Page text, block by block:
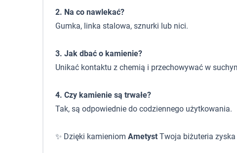
2. Na co nawlekać?
Gumka, linka stalowa, sznurki lub nici.
3. Jak dbać o kamienie?
Unikać kontaktu z chemią i przechowywać w
4. Czy kamienie są trwałe?
Tak, są odpowiednie do codziennego użytkowania.
✨ Dzięki kamieniom Ametyst Twoja biżuteria